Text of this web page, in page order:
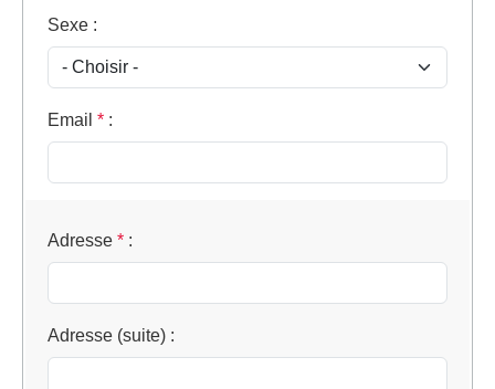
Sexe :
Email * :
Adresse * :
Adresse (suite) :